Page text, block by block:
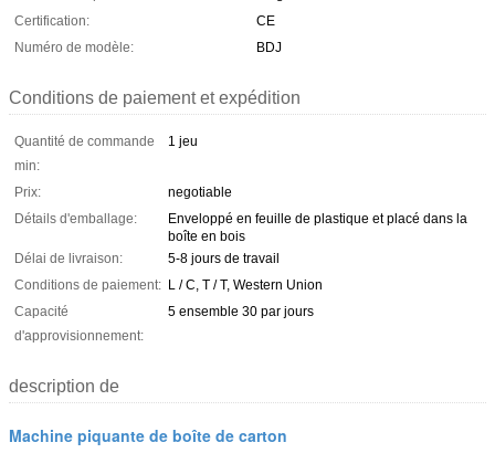
Certification:
CE
Numéro de modèle:
BDJ
Conditions de paiement et expédition
Quantité de commande
min:
1 jeu
Prix:
negotiable
Détails d'emballage:
Enveloppé en feuille de plastique et placé dans la
boîte en bois
Délai de livraison:
5-8 jours de travail
Conditions de paiement: L / C, T / T, Western Union
Capacité
d'approvisionnement:
5 ensemble 30 par jours
description de
Machine piquante de boîte de carton